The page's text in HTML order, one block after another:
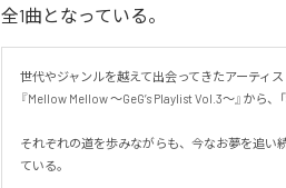
全1曲となっている。
世代やジャンルを越えて出会ってきたアーティ
『Mellow Mellow ～GeG’s Playlist Vol.3～』から、
それぞれの道を歩みながらも、今なお夢を追い
ている。